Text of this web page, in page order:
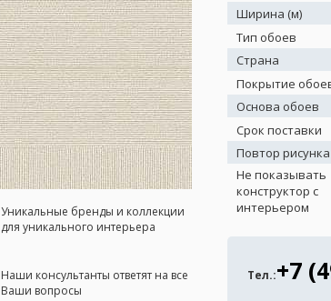
Уникальные бренды и коллекции
для уникального интерьера
Наши консультанты ответят на все
Ваши вопросы
Ширина (м)
Тип обоев
Страна
Покрытие
Основа обоев
Срок поставки
Повтор рисунка
Не показывать
конструктор с
интерьером
Тел.:+7